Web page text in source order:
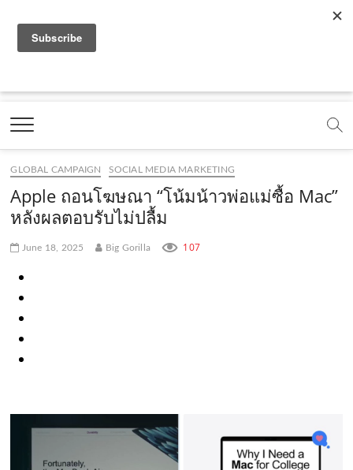
a
e
b
o
o
k
o
t
b
e
.
.
o
e
m
e
t
g
r
a
t
k
.
c
Marketing Oops!
DIGITAL | CREATIVE | ADVERTISING | CAMPAIGN |
GLOBAL CAMPAIGN SOCIAL MEDIA MARKETING
Apple ถอนโฆษณา “โน้มน้าวพ่อแม่ซื้อ Mac”
หลังผลตอบรับไม่ปลื้ม
June 18, 2025 Big Gorilla 107